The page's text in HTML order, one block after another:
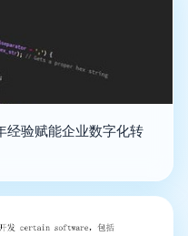
经验赋能企业数字化转